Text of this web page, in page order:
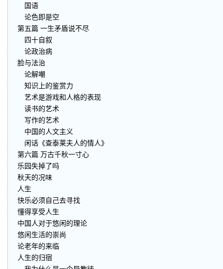
国语
论色即是空
第五篇 一生矛盾说不尽
四十自叙
论政治病
脸与法治
论解嘲
知识上的鉴赏力
艺术是游戏和人格的表现
读书的艺术
写作的艺术
中国的人文主义
闲话《查泰莱夫人的情人》
第六篇 万古千秋一寸心
乐园失掉了吗
秋天的况味
人生
快乐必须自己去寻找
懂得享受人生
中国人对于悠闲的理论
悠闲生活的崇尚
论老年的来临
人生的归宿